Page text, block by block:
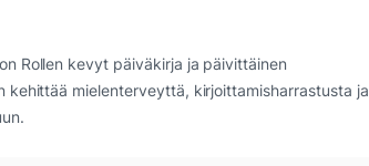
Rollen kevyt päiväkirja ja päivittäinen
kehittää mielenterveyttä, kirjoittamisharrastusta ja